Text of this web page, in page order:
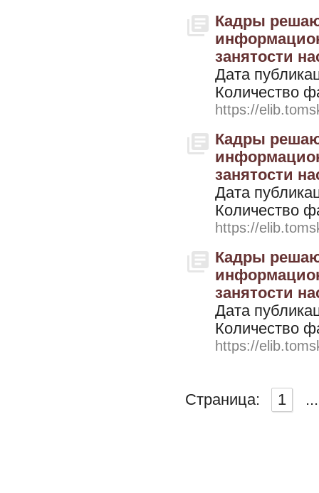
Кадры
занятости
Дата
Количество
https://
Кадры
занятости
Дата
Количество
https://
Кадры
занятости
Дата
Количество
https://
Страница: 1 ...